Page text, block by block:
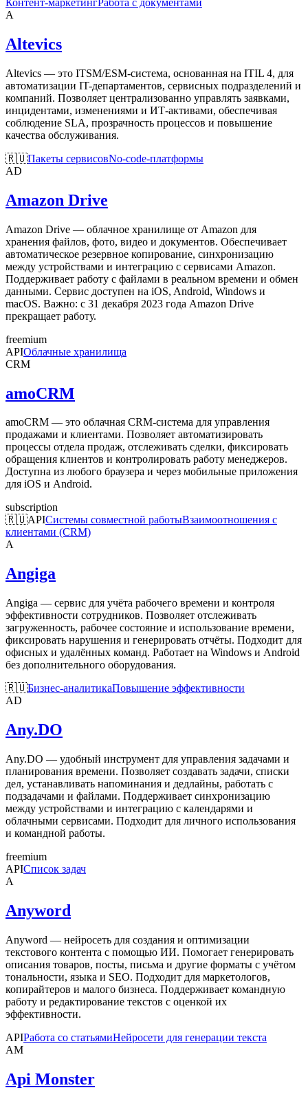
Контент-маркетингРабота с документами
A
Altevics
Altevics — это ITSM/ESM-система, основанная на ITIL 4, для
автоматизации IT-департаментов, сервисных подразделений и
компаний. Позволяет централизованно управлять заявками,
инцидентами, изменениями и ИТ-активами, обеспечивая
соблюдение SLA, прозрачность процессов и повышение
качества обслуживания.
🇷🇺Пакеты сервисовNo-code-платформы
AD
Amazon Drive
Amazon Drive — облачное хранилище от Amazon для
хранения файлов, фото, видео и документов. Обеспечивает
автоматическое резервное копирование, синхронизацию
между устройствами и интеграцию с сервисами Amazon.
Поддерживает работу с файлами в реальном времени и обмен
данными. Сервис доступен на iOS, Android, Windows и
macOS. Важно: с 31 декабря 2023 года Amazon Drive
прекращает работу.
freemium
APIОблачные хранилища
CRM
amoCRM
amoCRM — это облачная CRM-система для управления
продажами и клиентами. Позволяет автоматизировать
процессы отдела продаж, отслеживать сделки, фиксировать
обращения клиентов и контролировать работу менеджеров.
Доступна из любого браузера и через мобильные приложения
для iOS и Android.
subscription
🇷🇺APIСистемы совместной работыВзаимоотношения с
клиентами (CRM)
A
Angiga
Angiga — сервис для учёта рабочего времени и контроля
эффективности сотрудников. Позволяет отслеживать
загруженность, рабочее состояние и использование времени,
фиксировать нарушения и генерировать отчёты. Подходит для
офисных и удалённых команд. Работает на Windows и Android
без дополнительного оборудования.
🇷🇺Бизнес-аналитикаПовышение эффективности
AD
Any.DO
Any.DO — удобный инструмент для управления задачами и
планирования времени. Позволяет создавать задачи, списки
дел, устанавливать напоминания и дедлайны, работать с
подзадачами и файлами. Поддерживает синхронизацию
между устройствами и интеграцию с календарями и
облачными сервисами. Подходит для личного использования
и командной работы.
freemium
APIСписок задач
A
Anyword
Anyword — нейросеть для создания и оптимизации
текстового контента с помощью ИИ. Помогает генерировать
описания товаров, посты, письма и другие форматы с учётом
тональности, языка и SEO. Подходит для маркетологов,
копирайтеров и малого бизнеса. Поддерживает командную
работу и редактирование текстов с оценкой их
эффективности.
APIРабота со статьямиНейросети для генерации текста
AM
Api Monster